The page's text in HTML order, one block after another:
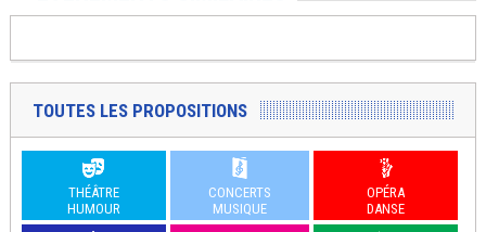
TOUTES LES PROPOSITIONS
THÉÂTRE
HUMOUR
CONCERTS
MUSIQUE
OPÉRA
DANSE